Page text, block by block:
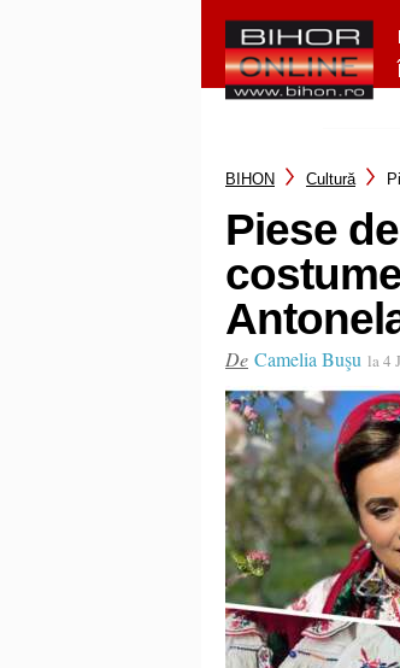
BIHON Cultură
Piese
De Camelia Buşu la 4